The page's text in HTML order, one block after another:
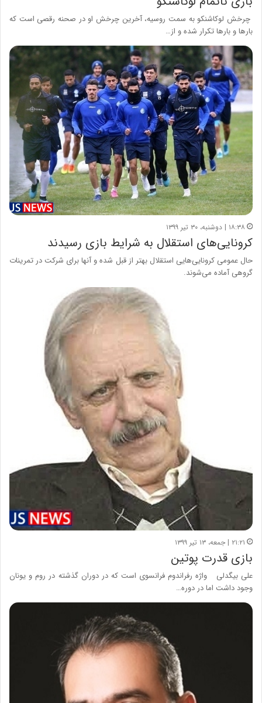
چرخش لوکاشنکو به سمت روسیه، آخرین چرخش او در صحنه رقصی است که
بارها و بارها تکرار شده و از…
۱۸:۳۸ | دوشنبه، ۳۰ تیر ۱۳۹۹
کرونایی‌های استقلال به شرایط بازی رسیدند
حال عمومی کرونایی‌هایی استقلال بهتر از قبل شده و آنها برای شرکت در تمرینات
گروهی آماده می‌شوند.
۲۱:۲۱ | جمعه، ۱۳ تیر ۱۳۹۹
بازی قدرت پوتین
علی بیگدلی واژه رفراندوم فرانسوی است که در دوران گذشته در روم و یونان
وجود داشت اما در دوره…